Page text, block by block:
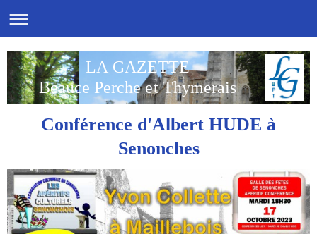
LA GAZETTE
Beauce Perche et Thymerais
Conférence d'Albert HUDE à
Senonches